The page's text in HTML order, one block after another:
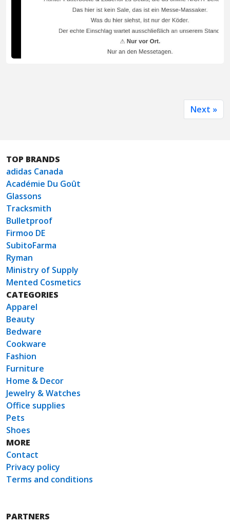
Next »
TOP BRANDS
adidas Canada
Académie Du Goût
Glassons
Tracksmith
Bulletproof
Firmoo DE
SubitoFarma
Ryman
Ministry of Supply
Mented Cosmetics
CATEGORIES
Apparel
Beauty
Bedware
Cookware
Fashion
Furniture
Home & Decor
Jewelry & Watches
Office supplies
Pets
Shoes
MORE
Contact
Privacy policy
Terms and conditions
PARTNERS